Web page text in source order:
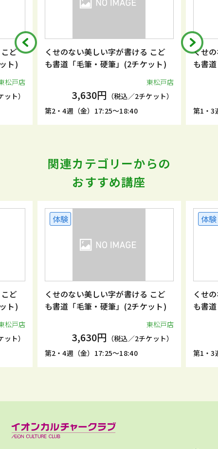
ど
ト)
松戸店
ト）
くせのない美しい字が書ける こど
も書道「毛筆・硬筆」(2チケット)
東松戸店
3,630円 （税込／2チケット）
第2・4週（金）17:25～18:40
くせ
も書
第1・3
関連カテゴリーからの
おすすめ講座
ど
ト)
松戸店
ト）
体験
くせのない美しい字が書ける こど
も書道「毛筆・硬筆」(2チケット)
東松戸店
3,630円 （税込／2チケット）
第2・4週（金）17:25～18:40
体験
くせ
も書
第1・3